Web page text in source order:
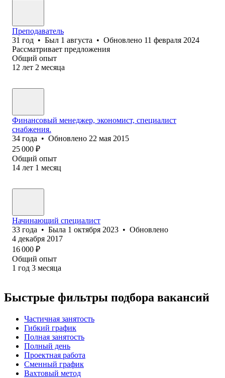
Преподаватель
31 год • Был 1 августа • Обновлено 11 февраля 2024
Рассматривает предложения
Общий опыт
12 лет 2 месяца
Финансовый менеджер, экономист, специалист
снабжения.
34 года • Обновлено 22 мая 2015
25 000 ₽
Общий опыт
14 лет 1 месяц
Начинающий специалист
33 года • Была 1 октября 2023 • Обновлено
4 декабря 2017
16 000 ₽
Общий опыт
1 год 3 месяца
Быстрые фильтры подбора вакансий
Частичная занятость
Гибкий график
Полная занятость
Полный день
Проектная работа
Сменный график
Вахтовый метод